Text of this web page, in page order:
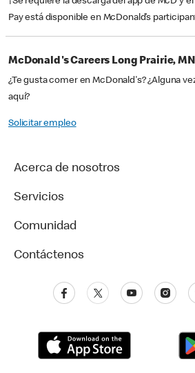
Pay está disponible en McDonald’s
McDonald's Careers Long Prairie, MN
¿Te gusta comer en McDonald's? ¿Alguna
aquí?
Solicitar empleo
Acerca de nosotros
Servicios
Comunidad
Contáctenos